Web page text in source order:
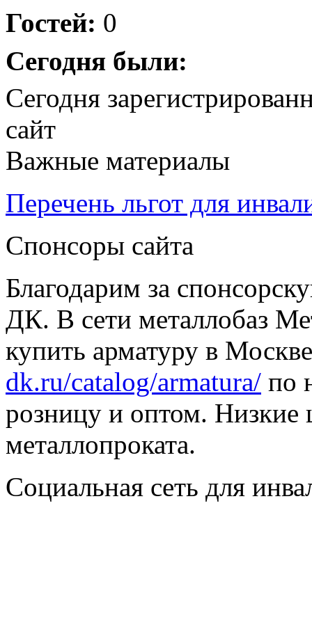
Гостей: 0
Сегодня были:
Сегодня
сайт
Важные материалы
Перечень льгот для
Спонсоры сайта
Благодарим за
ДК. В сети металлобаз
купить арматуру в
dk.ru/catalog/armatura/ по
розницу и оптом. Низкие
металлопроката.
Социальная сеть для